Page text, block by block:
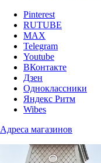
Pinterest
RUTUBE
MAX
Telegram
Youtube
ВКонтакте
Дзен
Одноклассники
Яндекс Ритм
Wibes
Адреса магазинов